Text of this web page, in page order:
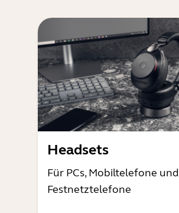
Headsets
Für PCs, Mobiltelefone und
Festnetztelefone